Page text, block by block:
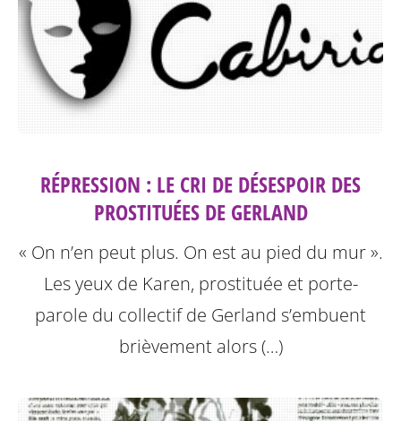
RÉPRESSION : LE CRI DE DÉSESPOIR DES
PROSTITUÉES DE GERLAND
« On n’en peut plus. On est au pied du mur ».
Les yeux de Karen, prostituée et porte-
parole du collectif de Gerland s’embuent
brièvement alors (…)